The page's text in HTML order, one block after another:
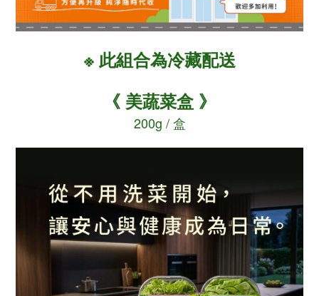
※ 此組合為冷藏配送
《 美蔬菜盒 》
200g / 盒